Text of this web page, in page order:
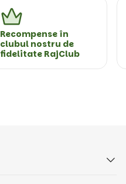
Recompense în
clubul nostru de
fidelitate RajClub